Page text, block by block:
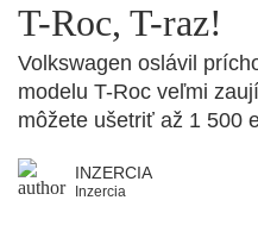
T-Roc, T-raz!
Volkswagen oslávil
modelu T-Roc veľmi
môžete ušetriť až 1 500
INZERCIA
Inzercia